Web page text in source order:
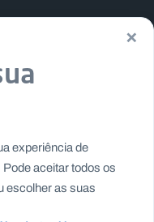
×
experiência de
aceitar todos os
escolher as suas